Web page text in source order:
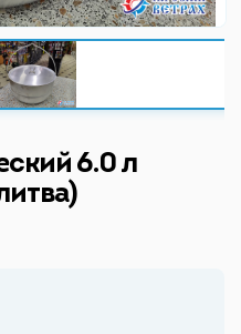
6.0 л